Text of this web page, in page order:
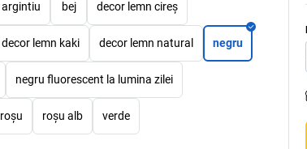
argintiu bej decor lemn cireș
decor lemn kaki decor lemn natural negru
negru fluorescent la lumina zilei
roșu roșu alb verde